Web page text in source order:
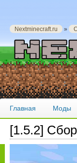
Nextminecraft.ru »
Главная Моды
[1.5.2]